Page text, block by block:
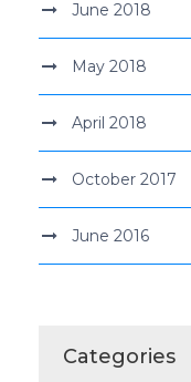
June 2018
May 2018
April 2018
October 2017
June 2016
Categories